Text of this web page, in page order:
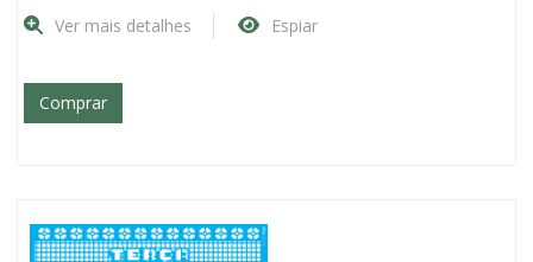
Ver mais detalhes Espiar
Comprar